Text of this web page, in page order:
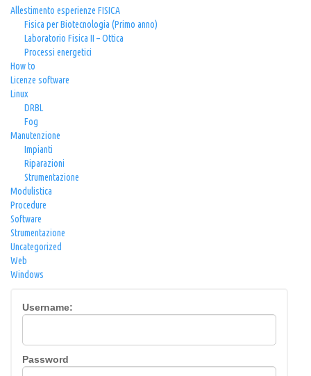
Allestimento esperienze FISICA
Fisica per Biotecnologia (Primo anno)
Laboratorio Fisica II – Ottica
Processi energetici
How to
Licenze software
Linux
DRBL
Fog
Manutenzione
Impianti
Riparazioni
Strumentazione
Modulistica
Procedure
Software
Strumentazione
Uncategorized
Web
Windows
Username:
Password